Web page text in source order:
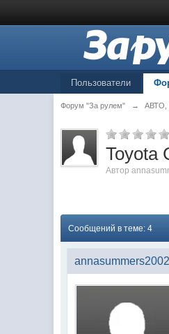
Пользователи
Форум "За рулем" →
Toyota
Автор
Сообщений в теме: 4
annasummers2002